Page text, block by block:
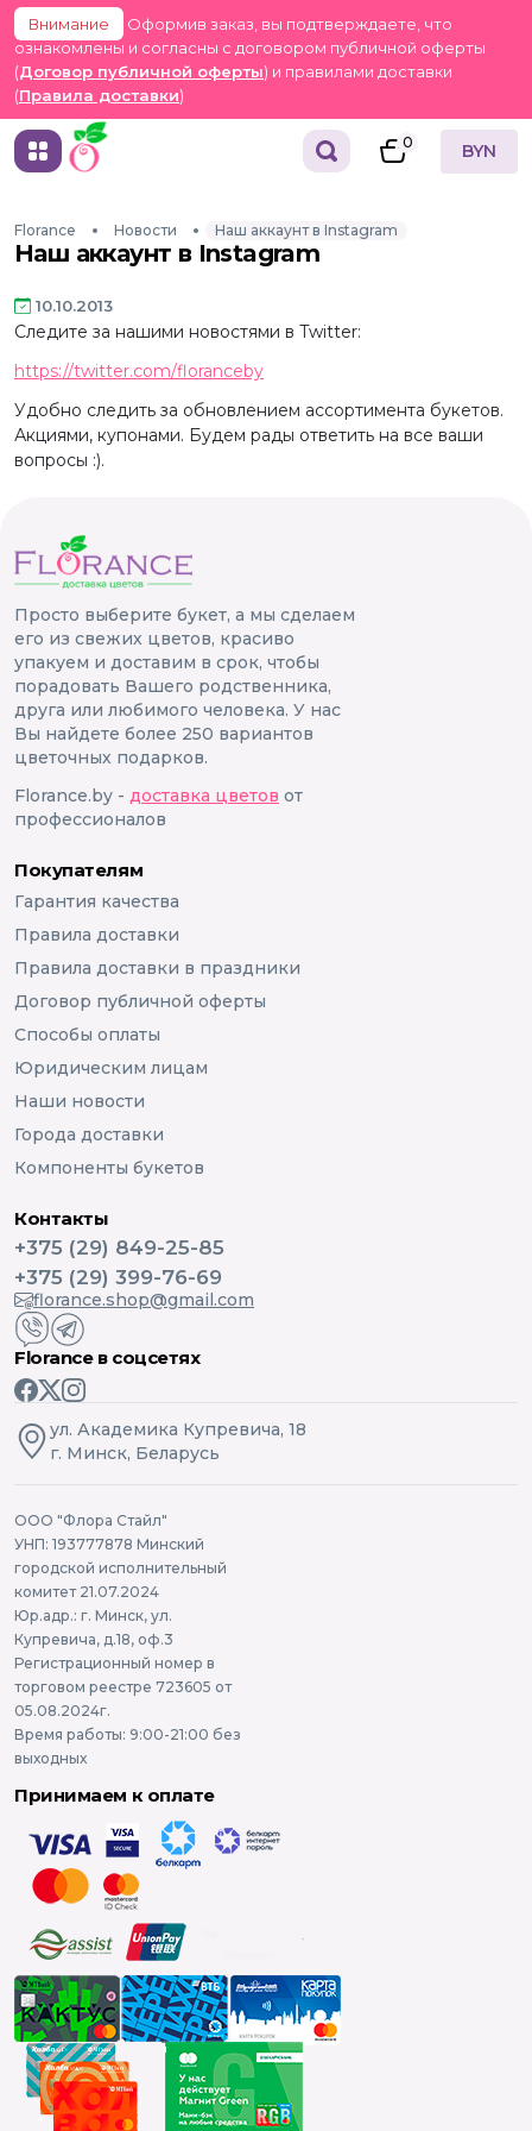
Внимание
Оформив заказ, вы подтверждаете, что
ознакомлены и согласны с договором публичной оферты
(Договор публичной оферты) и правилами доставки
(Правила доставки)
0 BYN
Florance Новости Наш аккаунт в Instagram
Наш аккаунт в Instagram
10.10.2013
Следите за нашими новостями в Twitter:
https://twitter.com/floranceby
Удобно следить за обновлением ассортимента букетов.
Акциями, купонами. Будем рады ответить на все ваши
вопросы :).
Просто выберите букет, а мы сделаем
его из свежих цветов, красиво
упакуем и доставим в срок, чтобы
порадовать Вашего родственника,
друга или любимого человека. У нас
Вы найдете более 250 вариантов
цветочных подарков.
Florance.by - доставка цветов от
профессионалов
Покупателям
Гарантия качества
Правила доставки
Правила доставки в праздники
Договор публичной оферты
Способы оплаты
Юридическим лицам
Наши новости
Города доставки
Компоненты букетов
Контакты
+375 (29) 849-25-85
+375 (29) 399-76-69
florance.shop@gmail.com
Florance в соцсетях
ул. Академика Купревича, 18
г. Минск, Беларусь
ООО "Флора Стайл"
УНП: 193777878 Минский
городской исполнительный
комитет 21.07.2024
Юр.адр.: г. Минск, ул.
Купревича, д.18, оф.3
Регистрационный номер в
торговом реестре 723605 от
05.08.2024г.
Время работы: 9:00-21:00 без
выходных
Принимаем к оплате